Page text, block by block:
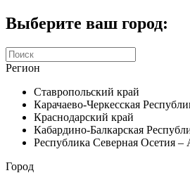
Выберите ваш город:
Регион
Ставропольский край
Карачаево-Черкесская
Краснодарский край
Кабардино-Балкарская
Республика Северная Осетия –
Город